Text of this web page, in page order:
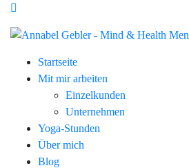
Startseite
Mit mir arbeiten
Einzelkunden
Unternehmen
Yoga-Stunden
Über mich
Blog